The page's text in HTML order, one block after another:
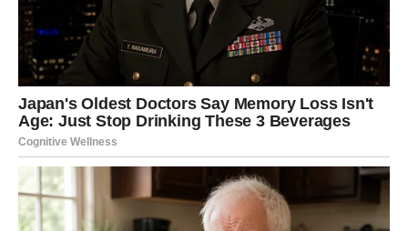
500 g mascarpone sira
500 ml vrhnja za šlag
1 žlica ekstrakta vanilije
Za ganache:
200 g čokolade za kuhanje
200 ml vrhnja za šlag